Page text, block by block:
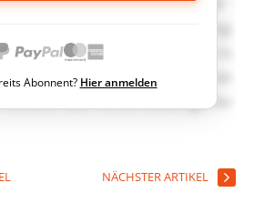
Abonnent? Hier anmelden
NÄCHSTER ARTIKEL